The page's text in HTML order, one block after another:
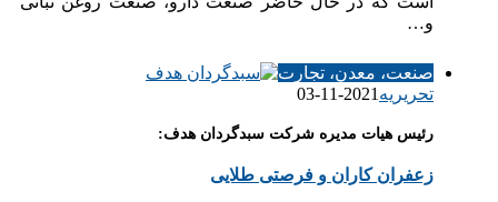
و…
صنعت، معدن، تجارت
تحریریه 2021-11-03
رئیس هیات مدیره شرکت سبدگردان هدف:
زعفران کاران و فرصتی طلایی